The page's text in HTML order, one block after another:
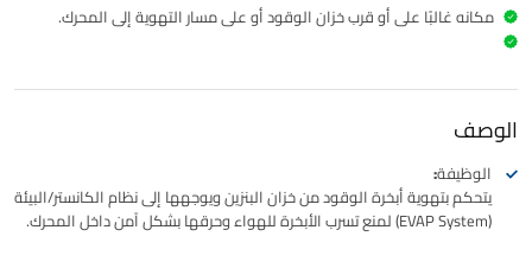
مكانه غالبًا على أو قرب خزان الوقود أو على مسار التهوية إلى المحرك.
الوصف
الوظيفة:
يتحكم بتهوية أبخرة الوقود من خزان البنزين ويوجهها إلى نظام الكانستر/البيئة
(EVAP System) لمنع تسرب الأبخرة للهواء وحرقها بشكل آمن داخل المحرك.